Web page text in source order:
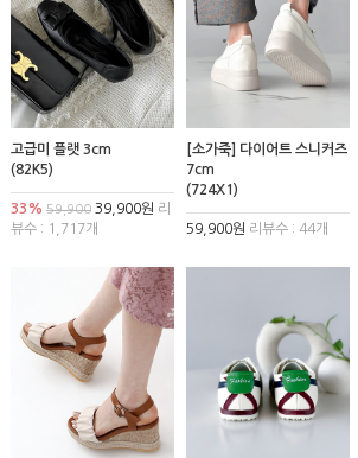
고급미 플랫 3cm
(82K5)
33% 59,90039,900원 리
뷰수 : 1,717개
[소가죽] 다이어트 스니커즈
7cm
(724X1)
59,900원 리뷰수 : 44개